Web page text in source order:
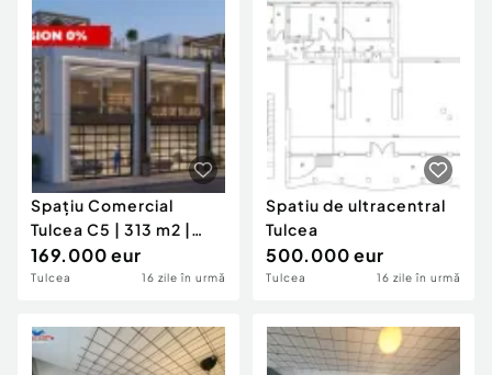
Spațiu Comercial
Tulcea C5 | 313 m2 |
Posibilitate Rate 3 A
169.000 eur
Tulcea 16 zile în urmă
Spatiu de ultracentral
Tulcea
500.000 eur
Tulcea 16 zile în urmă